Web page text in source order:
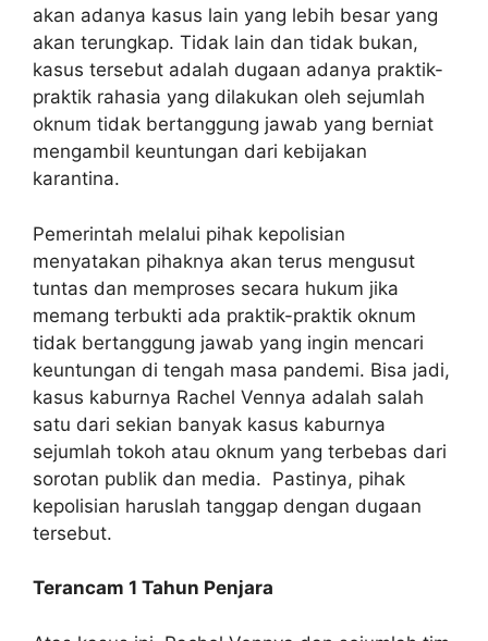
akan adanya kasus lain yang lebih besar yang
akan terungkap. Tidak lain dan tidak bukan,
kasus tersebut adalah dugaan adanya praktik-
praktik rahasia yang dilakukan oleh sejumlah
oknum tidak bertanggung jawab yang berniat
mengambil keuntungan dari kebijakan
karantina.
Pemerintah melalui pihak kepolisian
menyatakan pihaknya akan terus mengusut
tuntas dan memproses secara hukum jika
memang terbukti ada praktik-praktik oknum
tidak bertanggung jawab yang ingin mencari
keuntungan di tengah masa pandemi. Bisa jadi,
kasus kaburnya Rachel Vennya adalah salah
satu dari sekian banyak kasus kaburnya
sejumlah tokoh atau oknum yang terbebas dari
sorotan publik dan media. Pastinya, pihak
kepolisian haruslah tanggap dengan dugaan
tersebut.
Terancam 1 Tahun Penjara